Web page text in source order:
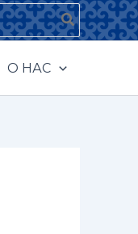
О НАС